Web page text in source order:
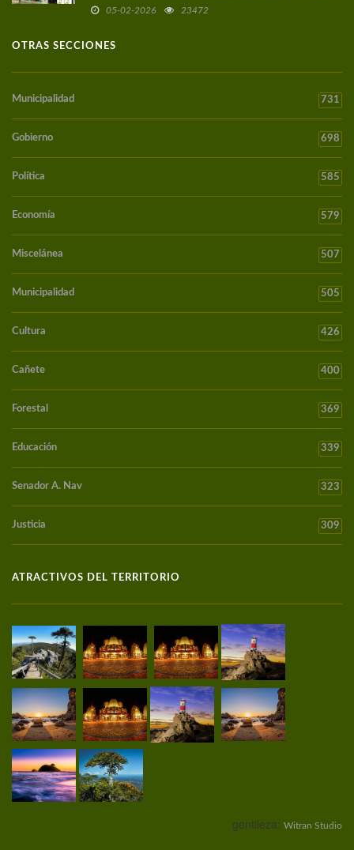
05-02-2026 23472
OTRAS SECCIONES
Municipalidad 731
Gobierno 698
Política 585
Economía 579
Miscelánea 507
Municipalidad 505
Cultura 426
Cañete 400
Forestal 369
Educación 339
Senador A. Nav 323
Justicia 309
ATRACTIVOS DEL TERRITORIO
gentileza: Witran Studio